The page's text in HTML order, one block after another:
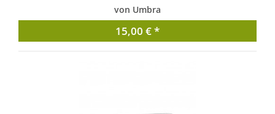
von Umbra
15,00 € *